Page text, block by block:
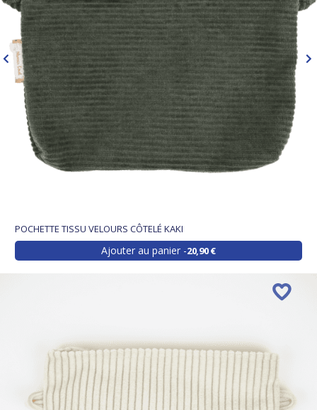
POCHETTE TISSU VELOURS CÔTELÉ KAKI
Ajouter au panier 20,90 €